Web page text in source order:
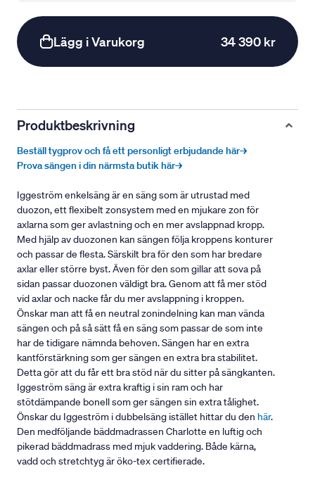
Lägg i Varukorg 34 390 kr
Produktbeskrivning
Beställ tygprov och få ett personligt erbjudande här→
Prova sängen i din närmsta butik här→
Iggeström enkelsäng är en säng som är utrustad med
duozon, ett flexibelt zonsystem med en mjukare zon för
axlarna som ger avlastning och en mer avslappnad kropp.
Med hjälp av duozonen kan sängen följa kroppens konturer
och passar de flesta. Särskilt bra för den som har bredare
axlar eller större byst. Även för den som gillar att sova på
sidan passar duozonen väldigt bra. Genom att få mer stöd
vid axlar och nacke får du mer avslappning i kroppen.
Önskar man att få en neutral zonindelning kan man vända
sängen och på så sätt få en säng som passar de som inte
har de tidigare nämnda behoven. Sängen har en extra
kantförstärkning som ger sängen en extra bra stabilitet.
Detta gör att du får ett bra stöd när du sitter på sängkanten.
Iggeström säng är extra kraftig i sin ram och har
stötdämpande bonell som ger sängen sin extra tålighet.
Önskar du Iggeström i dubbelsäng istället hittar du den här.
Den medföljande bäddmadrassen Charlotte en luftig och
pikerad bäddmadrass med mjuk vaddering. Både kärna,
vadd och stretchtyg är öko-tex certifierade.